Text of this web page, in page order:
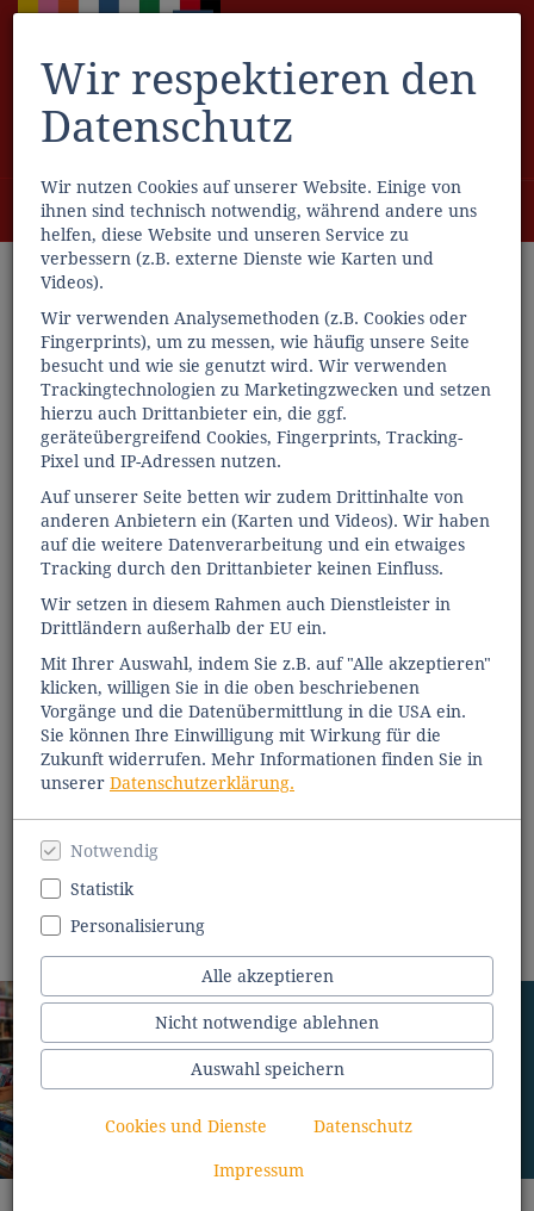
Wir respektieren den
Datenschutz
Wir nutzen Cookies auf unserer Website. Einige von
ihnen sind technisch notwendig, während andere uns
helfen, diese Website und unseren Service zu
verbessern (z.B. externe Dienste wie Karten und
Videos).
Wir verwenden Analysemethoden (z.B. Cookies oder
Fingerprints), um zu messen, wie häufig unsere Seite
besucht und wie sie genutzt wird. Wir verwenden
Trackingtechnologien zu Marketingzwecken und setzen
hierzu auch Drittanbieter ein, die ggf.
geräteübergreifend Cookies, Fingerprints, Tracking-
Pixel und IP-Adressen nutzen.
Auf unserer Seite betten wir zudem Drittinhalte von
anderen Anbietern ein (Karten und Videos). Wir haben
auf die weitere Datenverarbeitung und ein etwaiges
Tracking durch den Drittanbieter keinen Einfluss.
Wir setzen in diesem Rahmen auch Dienstleister in
Drittländern außerhalb der EU ein.
Mit Ihrer Auswahl, indem Sie z.B. auf "Alle akzeptieren"
klicken, willigen Sie in die oben beschriebenen
Vorgänge und die Datenübermittlung in die USA ein.
Sie können Ihre Einwilligung mit Wirkung für die
Zukunft widerrufen. Mehr Informationen finden Sie in
unserer Datenschutzerklärung.
Notwendig
Statistik
Personalisierung
Alle akzeptieren
Nicht notwendige ablehnen
Auswahl speichern
Cookies und Dienste Datenschutz
Impressum
Menü
klein, aber oho